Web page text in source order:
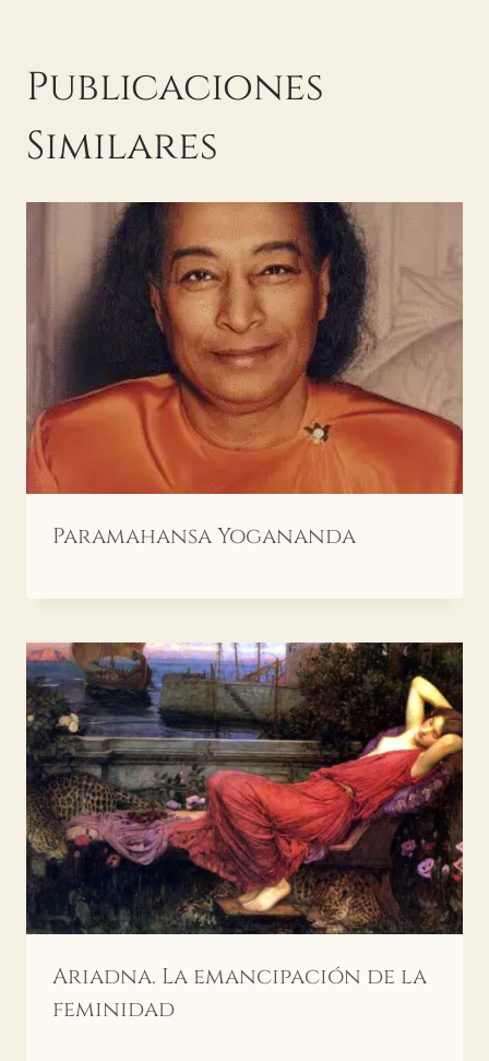
Publicaciones
Similares
Paramahansa Yogananda
Ariadna. La emancipación de la
feminidad